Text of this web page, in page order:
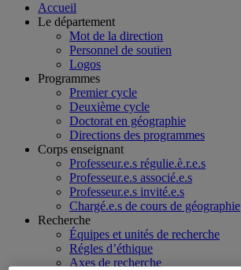
Accueil
Le département
Mot de la direction
Personnel de soutien
Logos
Programmes
Premier cycle
Deuxième cycle
Doctorat en géographie
Directions des programmes
Corps enseignant
Professeur.e.s régulie.è.r.e.s
Professeur.e.s associé.e.s
Professeur.e.s invité.e.s
Chargé.e.s de cours de géographie
Recherche
Équipes et unités de recherche
Régles d’éthique
Axes de recherche